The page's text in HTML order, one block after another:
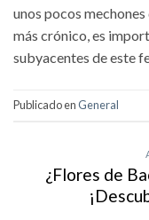
unos pocos
más crónico, es
subyacentes de este
Publicado enGeneral
¿Flores de